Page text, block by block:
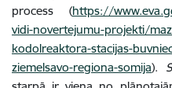
process (https://
vidi-novertejumu-projekti/
kodolreaktora-stacijas-
ziemelsavo-regiona-somija).